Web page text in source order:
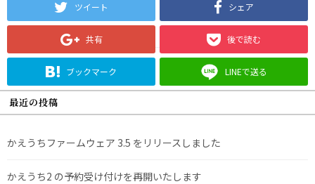
ツイート シェア
共有 後で読む
ブックマーク LINEで送る
最近の投稿
かえうちファームウェア 3.5 をリリースしました
かえうち2 の予約受け付けを再開いたします